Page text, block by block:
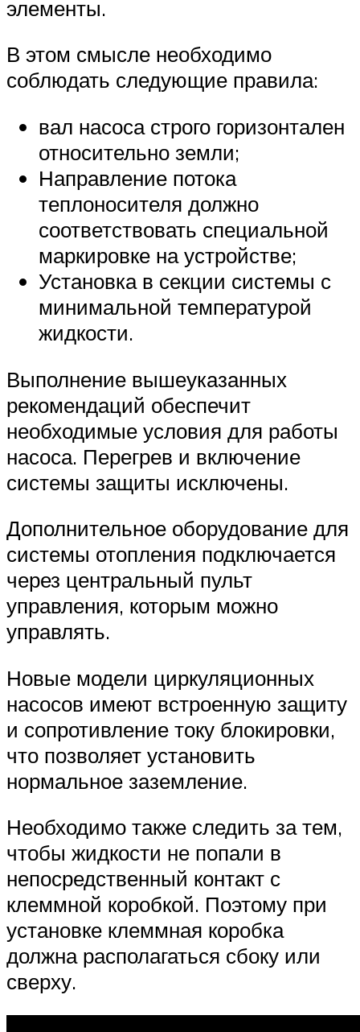
элементы.
В этом смысле необходимо
соблюдать следующие правила:
вал насоса строго горизонтален
относительно земли;
Направление потока
теплоносителя должно
соответствовать специальной
маркировке на устройстве;
Установка в секции системы с
минимальной температурой
жидкости.
Выполнение вышеуказанных
рекомендаций обеспечит
необходимые условия для работы
насоса. Перегрев и включение
системы защиты исключены.
Дополнительное оборудование для
системы отопления подключается
через центральный пульт
управления, которым можно
управлять.
Новые модели циркуляционных
насосов имеют встроенную защиту
и сопротивление току блокировки,
что позволяет установить
нормальное заземление.
Необходимо также следить за тем,
чтобы жидкости не попали в
непосредственный контакт с
клеммной коробкой. Поэтому при
установке клеммная коробка
должна располагаться сбоку или
сверху.